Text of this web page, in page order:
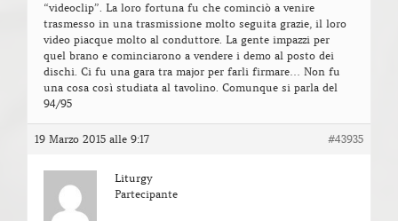
“videoclip”. La loro fortuna fu che cominciò a venire
trasmesso in una trasmissione molto seguita grazie, il loro
video piacque molto al conduttore. La gente impazzi per
quel brano e cominciarono a vendere i demo al posto dei
dischi. Ci fu una gara tra major per farli firmare… Non fu
una cosa così studiata al tavolino. Comunque si parla del
94/95
19 Marzo 2015 alle 9:17 #43935
Liturgy
Partecipante